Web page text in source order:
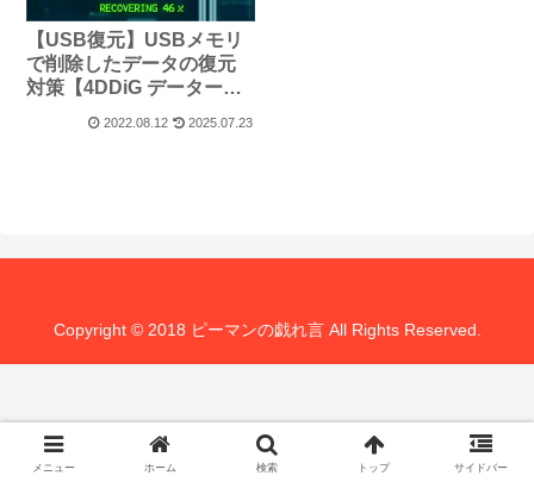
【USB復元】USBメモリ
で削除したデータの復元
対策【4DDiG データー復
タ復元】
2022.08.12 2025.07.23
Copyright © 2018 ピーマンの戯れ言 All Rights Reserved.
メニュー ホーム 検索 トップ サイドバー